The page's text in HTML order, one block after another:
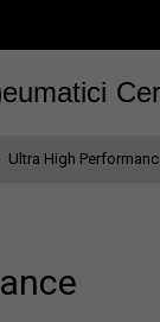
Ultra High